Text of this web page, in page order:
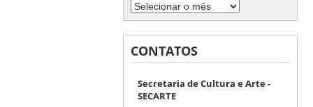
CONTATOS
Secretaria de Cultura e Arte -
SECARTE